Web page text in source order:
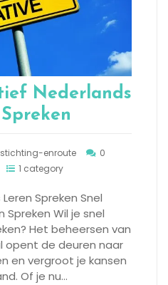
Nederlands
stichting-enroute
0
1 category
Spreken Snel
Spreken Wil je snel
Het beheersen van
opent de deuren naar
en vergroot je kansen
Of je nu…